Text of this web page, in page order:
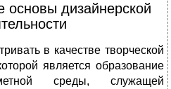
основы дизайнерской
в качестве творческой
является образование
среды, служащей